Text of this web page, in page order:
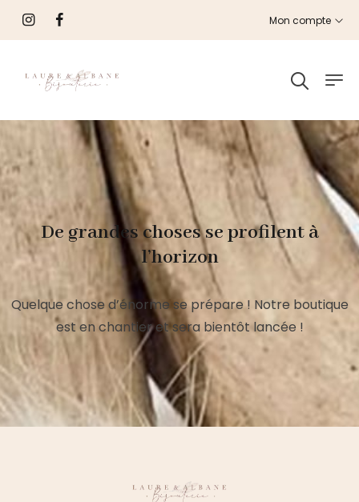
Mon compte
De grandes choses se profilent à
l’horizon
Quelque chose d’énorme se prépare ! Notre boutique
est en chantier et sera bientôt lancée !